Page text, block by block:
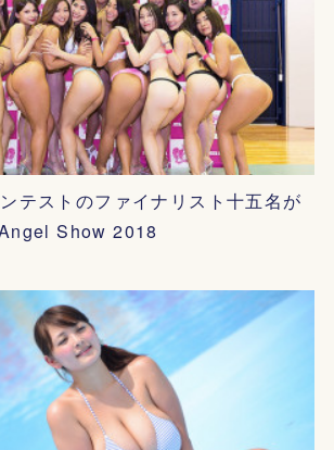
テストのファイナリスト十五名が
Show 2018